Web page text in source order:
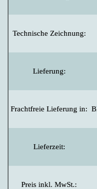
Technische Zeichnung:
Lieferung:
Frachtfreie Lieferung in:
Lieferzeit:
Preis inkl. MwSt.: